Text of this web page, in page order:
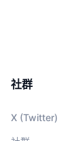
社群
X (Twitter)